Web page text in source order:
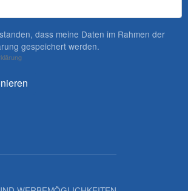
dass meine Daten im Rahmen der
gespeichert werden.